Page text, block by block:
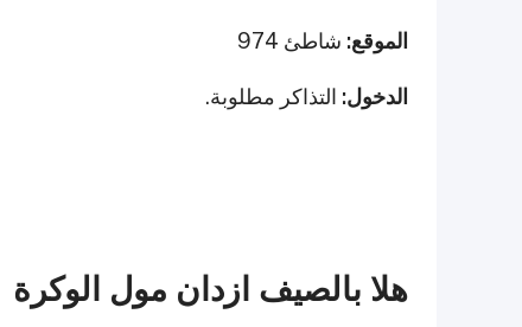
الموقع: شاطئ 974
الدخول: التذاكر مطلوبة.
هلا بالصيف ازدان مول الوكرة